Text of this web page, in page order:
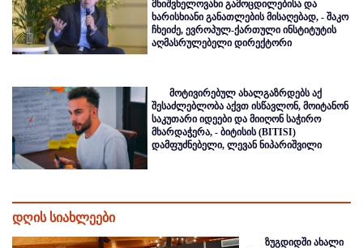
მნიშვნელოვანი გამოცდილებისა და
ხარისხიანი განათლების მისაღებად, - შაკო
ჩხეიძე, ევროპულ-ქართული ინსტიტუტის
აღმასრულებელი დირექტორი
მოტივირებულ ახალგაზრდებს აქ
შესაძლებლობა აქვთ ისწავლონ, მოიტანონ
საკუთარი იდეები და მიიღონ საჭირო
მხარდაჭერა, - ბიტისის (BITISI)
დამფუძნებელი, ლევან ნიპარიშვილი
დღის სიახლეები
ზუგდიდში ახალი